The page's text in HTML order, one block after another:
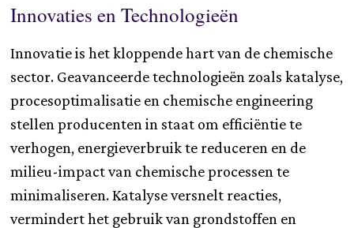
Innovaties en Technologieën
Innovatie is het kloppende hart van de chemische
sector. Geavanceerde technologieën zoals katalyse,
procesoptimalisatie en chemische engineering
stellen producenten in staat om efficiëntie te
verhogen, energieverbruik te reduceren en de
milieu-impact van chemische processen te
minimaliseren. Katalyse versnelt reacties,
vermindert het gebruik van grondstoffen en